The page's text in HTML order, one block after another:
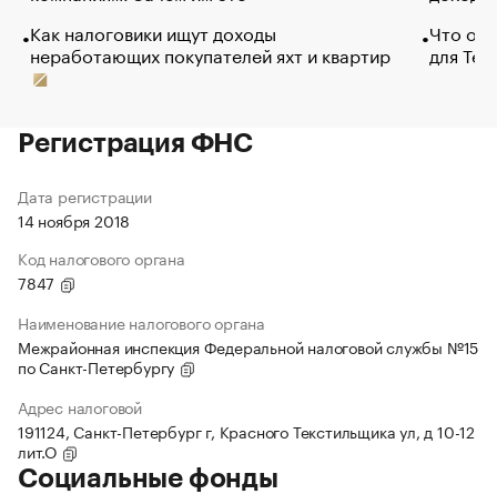
Как налоговики ищут доходы
неработающих покупателей яхт и квартир
Что
для
Регистрация ФНС
Дата регистрации
14 ноября 2018
Код налогового органа
7847
Наименование налогового органа
Межрайонная инспекция Федеральной налоговой службы №15
по Санкт-Петербургу
Адрес налоговой
191124, Санкт-Петербург г, Красного Текстильщика ул, д 10-12
лит.О
Социальные фонды